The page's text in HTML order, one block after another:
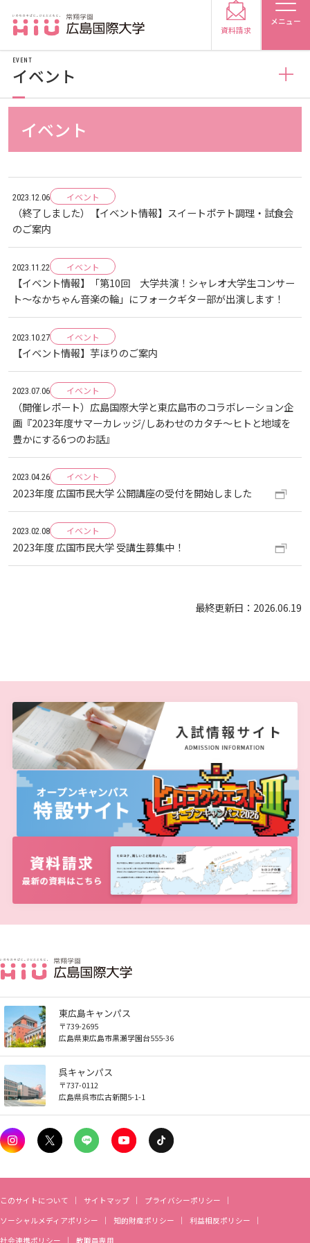
メニュー
受験生の保護者の方
在学生の方 卒業生の方
保護者の方
大学紹介
広島国際大学の概要
建学の精神
教育の特色
将来像
教育に関する基本方針
アドミッション・ポリシー
アドミッション・ポリシー（2027年度以降入学
生）
カリキュラム・ポリシー（2020～2022年度入学
生）
カリキュラム・ポリシー（2016～2019年度保健医
療・総合リハ・医療福祉・医療経営・看護）
カリキュラム・ポリシー（2016～2019年度心理・
薬・医療栄養）
カリキュラム・ポリシー（2015年度以前入学生）
ディプロマ・ポリシー（2020～2023年度入学生）
ディプロマ・ポリシー（2016～2019年度入学生）
ディプロマ・ポリシー（2015年度以前入学生）
大学院ディプロマ・ポリシー（2024年度入学生）
大学院ディプロマ・ポリシー（2021～2023年度入
大学院ディプロマ・ポリシー（2020年度以前入学
生）
学園からのメッセージ
学長メッセージ
大学章と大学旗
UI（ユニバーシティ・アイデンティティ）
大学歌
臨床教授制度について
情報の公表
教育研究上の目的・基本組織について
研究者要覧
大学基礎データ
学費・入学金等費用について
財務・事業計画等について
教職課程について
自己点検・評価
大学機関別認証評価
薬学部薬学科の自己点検・評価について
自己評価書
大学院実践臨床心理学専攻 自己点検・評価報告書
大学院薬学研究科 自己点検・評価報告書
文部科学省への設置認可・届出書類・履行状況報
告書
高等教育の修学支援新制度
ガバナンス・コード
受講生授業アンケート結果
卒業生・進路先 調査結果
規定
規定・教育課程・シラバス
広島国際大学施設等貸与内規
別表第1・第2 様式第1・第2
広島国際大学倫理委員会規定
施設案内
施設紹介
東広島・呉キャンパス施設 名称・愛称
学生寮・学生研修棟
宿泊施設
東広島キャンパス
呉キャンパス
基盤教育センター
基盤教育センターでの教育活動・概要
講座のご案内
合格者の方へのメッセージ
入学準備学習プログラム
情報端末の必携化について
感染予防にかかる抗体価検査について
ビジュランクラウド
専門職連携教育センター
ICTサポート
図書館概要
利用案内
利用案内（学外利用者）
電子ブック・電子ジャーナルなど
電子ジャーナルをさがす
情報センター
学内ネットワークの概要
東広島キャンパス
呉キャンパス
広国ポータルサイト
ラーニング・コモンズ
トレーニングルーム
大学広報
プレスリリース
ハラスメントについて
入試情報
入試最新情報
入試概要
職の種BOOK
資料請求
窓口での資料受取りについて
関連情報
学部
保健医療学部
総合リハビリテーション学部
健康スポーツ学部
健康科学部
大学院・専攻科
医療科学研究科
保健医療学専攻
リハビリテーション学専攻
健康科学研究科
医療福祉学専攻
看護学研究科
就職・キャリア支援
就職支援
就業力育成プログラム
受講申込方法
資格取得奨励金制度
キャリア支援係利用案内
産官学連携
研究連携相談
公的研究費の責任体系について
安全保障貿易管理
研究倫理
連携・協定について
研究情報の公開について（オプトアウト）
地域連携
公開講座 過去の開講コース
子ども向け体験講座
子ども向け体験講座
子ども向け体験講座 過去の開講コース
ボランティア活動
科目等履修生制度
広島国際大学Town＆Gownoffice東広島
健幸ステーション
広国市民大学（市民カレッジ）学生募集
広国市民大学（地域交流カレッジ）学生募集
広国市民大学 過去の開講コース
大学見学・体験をご希望の方（一般の団体様）
地域連携に関するご意見募集
海外研修情報
海外研修
学生短期海外研修
外国人留学生
国際交流イベント
アジア介護・福祉教育研修センター
アクセス
Language
JP（日本語） EN（英語） CH（中国語）
資料請求
イベント
2023.12.06 イベント
（終了しました）【イベント情報】スイートポテト調理・試食会
のご案内
2023.11.22 イベント
【イベント情報】「第10回 大学共演！シャレオ大学生コンサー
ト～なかちゃん音楽の輪」にフォークギター部が出演します！
2023.10.27 イベント
【イベント情報】芋ほりのご案内
2023.07.06 イベント
（開催レポート）広島国際大学と東広島市のコラボレーション企
画『2023年度サマーカレッジ/しあわせのカタチ～ヒトと地域を
豊かにする6つのお話』
2023.04.26 イベント
2023年度 広国市民大学 公開講座の受付を開始しました
2023.02.08 イベント
2023年度 広国市民大学 受講生募集中！
最終更新日：2026.06.19
EVENT
イベント
お知らせ
2025
2024
2023
2022
2021
2017
2026
2025
2024
2023
2022
2021
メディア掲載
2026
2025
2024
2023
2022
2021
プレスリリース
2026
2025
2024
2023
2022
2021
2020
2016
2015
2014
2013
2011
2010
2009
学生の活動
2026
2025
2024
教職員の活動
2026
2025
2024
高大連携
2025
2024
2023
イベント
2026
2025
2024
東広島キャンパス
〒739-2695
広島県東広島市黒瀬学園台555-36
呉キャンパス
〒737-0112
広島県呉市広古新開5-1-1
このサイトについて サイトマップ
プライバシーポリシー
ソーシャルメディアポリシー
知的財産ポリシー
利益相反ポリシー
社会連携ポリシー
教職員専用